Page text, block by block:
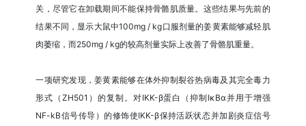
关，尽管它在卸载期间不能保持骨骼肌质量。这些结果与先前的
结果不同，显示大鼠中100mg / kg口服剂量的姜黄素能够减轻肌
肉萎缩，而250mg / kg的较高剂量实际上改善了骨骼肌重量。
一项研究发现，姜黄素能够在体外抑制裂谷热病毒及其完全毒力
形式（ZH501）的复制。对IKK-β蛋白（抑制IκBα并用于增强
NF-kB信号传导）的修饰使IKK-β保持活跃状态​​并加剧炎症信号